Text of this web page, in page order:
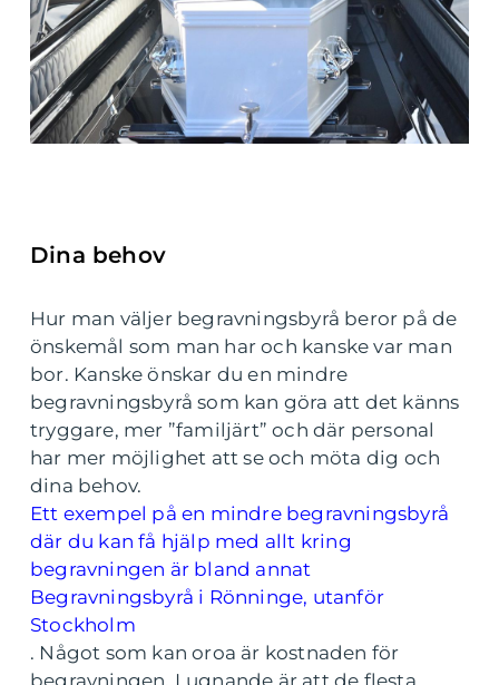
Dina behov
Hur man väljer begravningsbyrå beror på de
önskemål som man har och kanske var man
bor. Kanske önskar du en mindre
begravningsbyrå som kan göra att det känns
tryggare, mer ”familjärt” och där personal
har mer möjlighet att se och möta dig och
dina behov.
Ett exempel på en mindre begravningsbyrå
där du kan få hjälp med allt kring
begravningen är bland annat
Begravningsbyrå i Rönninge, utanför
Stockholm
. Något som kan oroa är kostnaden för